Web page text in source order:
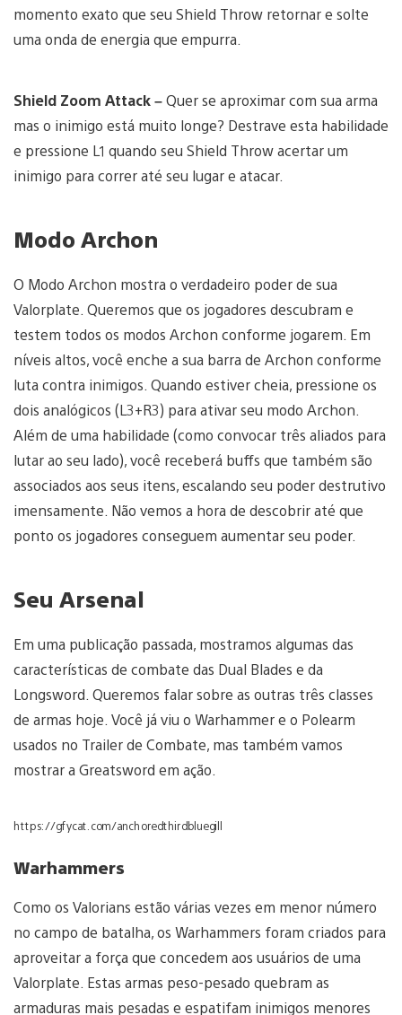
momento exato que seu Shield Throw retornar e solte
uma onda de energia que empurra.
Shield Zoom Attack –Quer se aproximar com sua arma
mas o inimigo está muito longe? Destrave esta habilidade
e pressione L1 quando seu Shield Throw acertar um
inimigo para correr até seu lugar e atacar.
Modo Archon
O Modo Archon mostra o verdadeiro poder de sua
Valorplate. Queremos que os jogadores descubram e
testem todos os modos Archon conforme jogarem. Em
níveis altos, você enche a sua barra de Archon conforme
luta contra inimigos. Quando estiver cheia, pressione os
dois analógicos (L3+R3) para ativar seu modo Archon.
Além de uma habilidade (como convocar três aliados para
lutar ao seu lado), você receberá buffs que também são
associados aos seus itens, escalando seu poder destrutivo
imensamente. Não vemos a hora de descobrir até que
ponto os jogadores conseguem aumentar seu poder.
Seu Arsenal
Em uma publicação passada, mostramos algumas das
características de combate das Dual Blades e da
Longsword. Queremos falar sobre as outras três classes
de armas hoje. Você já viu o Warhammer e o Polearm
usados no Trailer de Combate, mas também vamos
mostrar a Greatsword em ação.
https://gfycat.com/anchoredthirdbluegill
Warhammers
Como os Valorians estão várias vezes em menor número
no campo de batalha, os Warhammers foram criados para
aproveitar a força que concedem aos usuários de uma
Valorplate. Estas armas peso-pesado quebram as
armaduras mais pesadas e espatifam inimigos menores